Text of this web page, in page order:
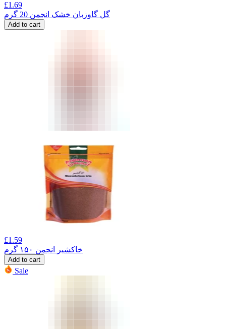
£1.69
گل گاوزبان خشک انجمن 20 گرم
Add to cart
£1.59
خاکشیر انجمن ۱۵۰ گرم
Add to cart
Sale